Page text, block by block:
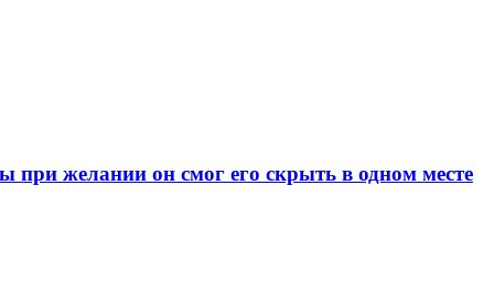
желании он смог его скрыть в одном месте